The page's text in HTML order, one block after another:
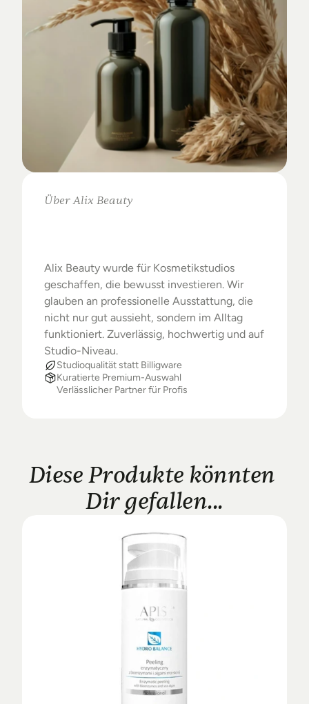
Über Alix Beauty
Alix Beauty wurde für Kosmetikstudios
geschaffen, die bewusst investieren. Wir
glauben an professionelle Ausstattung, die
nicht nur gut aussieht, sondern im Alltag
funktioniert. Zuverlässig, hochwertig und auf
Studio-Niveau.
Studioqualität statt Billigware
Kuratierte Premium-Auswahl
Verlässlicher Partner für Profis
Diese Produkte könnten
Dir gefallen...